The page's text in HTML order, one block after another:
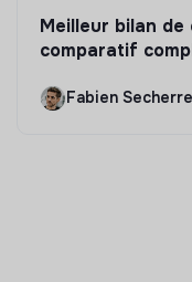
Meilleur bilan
comparatif
Fabien Secherre